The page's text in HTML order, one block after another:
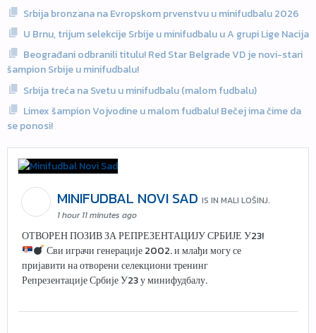
Srbija bronzana na Evropskom prvenstvu u minifudbalu 2026
U Brnu, trijum selekcije Srbije u minifudbalu u A grupi Lige Nacija
Beograđani odbranili titulu! Red Star Belgrade VD je novi-stari
šampion Srbije u minifudbalu!
Srbija treća na Svetu u minifudbalu (malom fudbalu)
Limex šampion Vojvodine u malom fudbalu! Bečej ima čime da
se ponosi!
MINIFUDBAL NOVI SAD IS IN MALI LOŠINJ.
1 hour 11 minutes ago
ОТВОРЕН ПОЗИВ ЗА РЕПРЕЗЕНТАЦИЈУ СРБИЈЕ У23!
Сви играчи генерације 2002. и млађи могу се
пријавити на отворени селекциони тренинг
Репрезентације Србије У23 у минифудбалу.